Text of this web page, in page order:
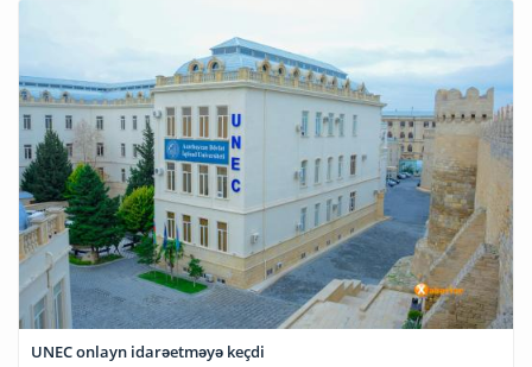
UNEC onlayn idarəetməyə keçdi